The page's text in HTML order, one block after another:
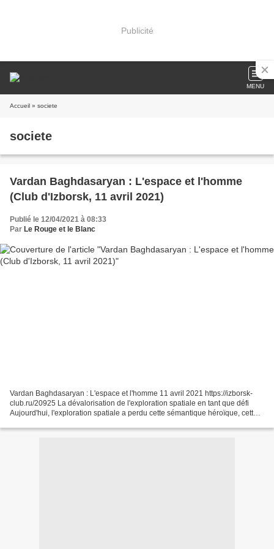
Publicité
MENU
Accueil » societe
societe
Vardan Baghdasaryan : L'espace et l'homme
(Club d'Izborsk, 11 avril 2021)
Publié le 12/04/2021 à 08:33
Par Le Rouge et le Blanc
Vardan Baghdasaryan : L'espace et l'homme 11 avril 2021 https://izborsk-
club.ru/20925 La dévalorisation de l'exploration spatiale en tant que défi
Aujourd'hui, l'exploration spatiale a perdu cette sémantique héroïque, cette